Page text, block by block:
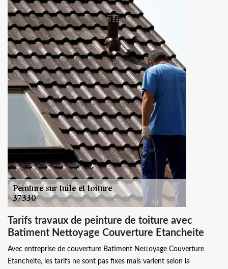
Tarifs travaux de peinture de toiture avec
Batiment Nettoyage Couverture Etancheite
Avec entreprise de couverture Batiment Nettoyage Couverture
Etancheite, les tarifs ne sont pas fixes mais varient selon la